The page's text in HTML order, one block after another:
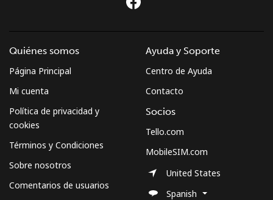
Quiénes somos
Página Principal
Mi cuenta
Política de privacidad y
cookies
Términos y Condiciones
Sobre nosotros
Comentarios de usuarios
Ayuda y Soporte
Centro de Ayuda
Contacto
Socios
Tello.com
MobileSIM.com
United States
Spanish